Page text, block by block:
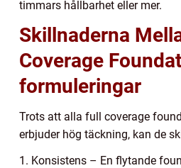
timmars hållbarhet eller mer.
Skillnaderna
Coverage
formuleringar
Trots att alla full coverage
erbjuder hög täckning, kan de
1. Konsistens – En flytande